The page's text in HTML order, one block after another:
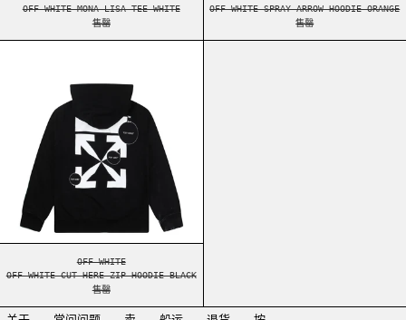
OFF-WHITE MONA LISA TEE WHITE
售罄
OFF-WHITE SPRAY ARROW HOODIE ORANGE
售罄
OFF-WHITE
OFF-WHITE CUT HERE ZIP HOODIE BLACK
售罄